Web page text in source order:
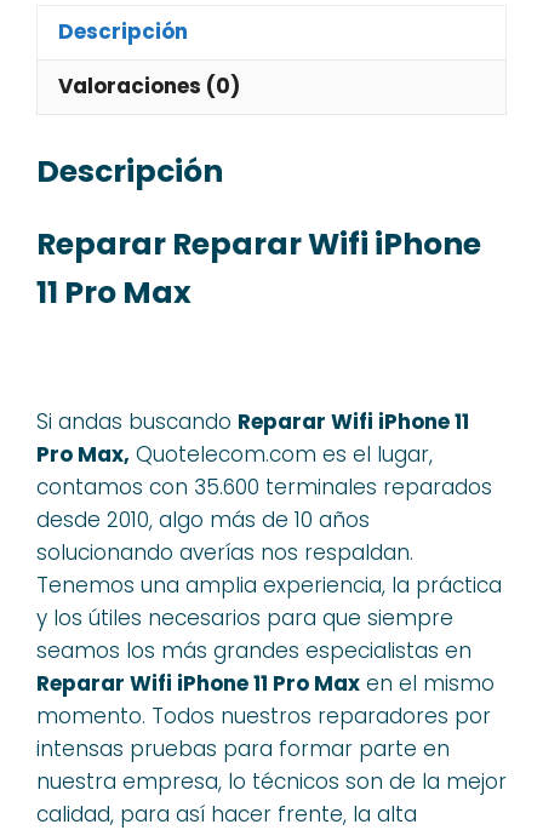
Descripción
Valoraciones (0)
Descripción
Reparar Reparar Wifi iPhone
11 Pro Max
Si andas buscando Reparar Wifi iPhone 11
Pro Max, Quotelecom.com es el lugar,
contamos con 35.600 terminales reparados
desde 2010, algo más de 10 años
solucionando averías nos respaldan.
Tenemos una amplia experiencia, la práctica
y los útiles necesarios para que siempre
seamos los más grandes especialistas en
Reparar Wifi iPhone 11 Pro Max en el mismo
momento. Todos nuestros reparadores por
intensas pruebas para formar parte en
nuestra empresa, lo técnicos son de la mejor
calidad, para así hacer frente, la alta